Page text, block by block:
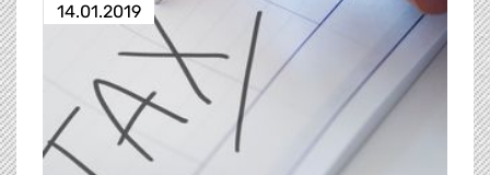
14.01.2019